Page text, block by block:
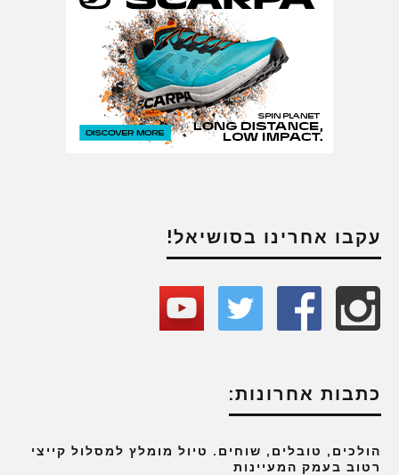
עקבו אחרינו בסושיאל!
כתבות אחרונות:
הולכים, טובלים, שוחים. טיול מומלץ למסלול קייצי
רטוב בעמק המעיינות